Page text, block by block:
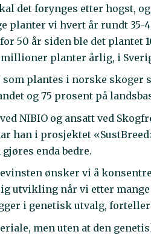
det forynges etter hogst,
planter vi hvert år rundt
50 år siden ble det
millioner planter årlig, i
som plantes i norske skoger
og 75 prosent på
NIBIO og ansatt ved
han i prosjektet
enda bedre.
ønsker vi å
utvikling når vi etter
i genetisk utvalg, forteller
men uten at den